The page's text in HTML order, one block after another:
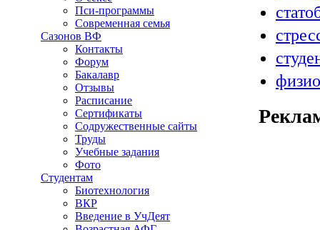
Пси-программы
Современная семья
Сазонов ВФ
Контакты
Форум
Бакалавр
Отзывы
Расписание
Сертификаты
Содружественные сайты
Труды
Учебные задания
Фото
Студентам
Биотехнология
ВКР
Введение в УчДеят